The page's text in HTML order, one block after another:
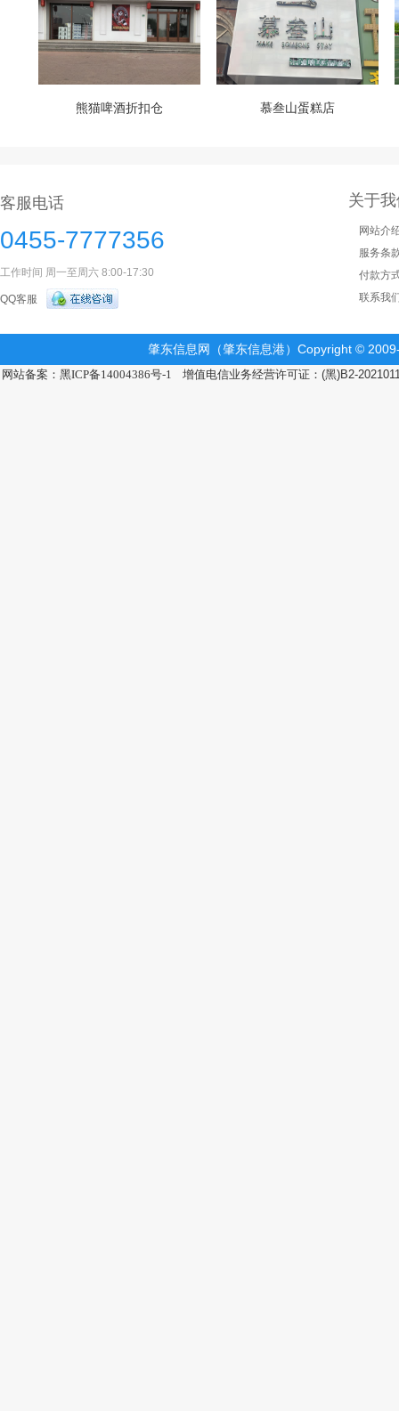
熊猫啤酒折扣仓 慕叁山蛋糕店
客服电话
0455-7777356
工作时间 周一至周六 8:00-17:30
QQ客服
关于
网站介
服务条
付款方
联系我
肇东信息网（肇东信息港）Copyright ©
网站备案：黑ICP备14004386号-1 增值电信业务经营许可证：(黑)B2-